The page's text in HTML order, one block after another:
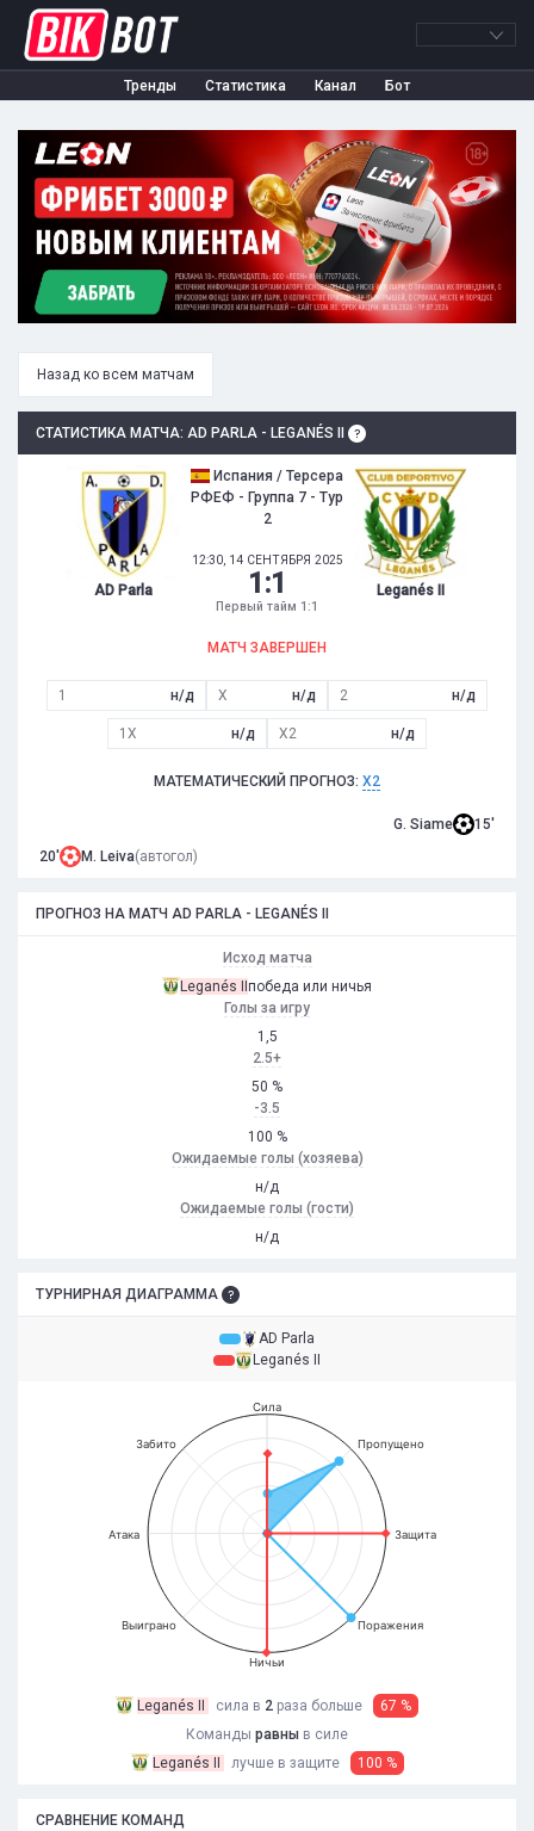
Тренды Статистика Канал Бот
Назад ко всем матчам
СТАТИСТИКА МАТЧА: AD PARLA - LEGANÉS II
AD Parla
Испания / Терсера
РФЕФ - Группа 7 - Тур
2
12:30, 14 СЕНТЯБРЯ 2025
1 :1
Первый тайм 1:1
Leganés II
МАТЧ ЗАВЕРШЕН
1 н/д X н/д 2 н/д
1X н/д X2 н/д
МАТЕМАТИЧЕСКИЙ ПРОГНОЗ: X2
G. Siame
15'
20'
M. Leiva(автогол)
ПРОГНОЗ НА МАТЧ AD PARLA - LEGANÉS II
Исход матча
Leganés II победа или ничья
Голы за игру
1,5
2.5+
50 %
-3.5
100 %
Ожидаемые голы (хозяева)
н/д
Ожидаемые голы (гости)
н/д
ТУРНИРНАЯ ДИАГРАММА
AD Parla
Leganés II
Сила
Пропущено
Защита
Поражения
Ничьи
Выиграно
Атака
Забито
Leganés II сила в 2 раза больше
67 %
Команды равны в силе
Leganés II
лучше в защите 100 %
СРАВНЕНИЕ КОМАНД